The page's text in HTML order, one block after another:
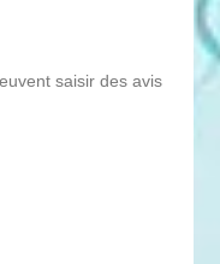
saisir des avis